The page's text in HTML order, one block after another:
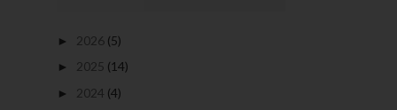
► 2026 (5)
► 2025 (14)
► 2024 (4)